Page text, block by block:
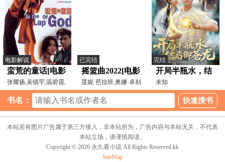
电影解说
蛮荒的童话[电影
解说]
张耀扬,吴镇宇,温碧霞,
梁思浩
已完结
摇篮曲2022[电影
解说]
莲妮·芭拉班,奥娜·卓别
林,拉蒙·罗德里格
完结
开局半瓶水，结
局御苍龙
未知
书名：
本站若有图片广告属于第三方接入，非本站所为，广告内容与本站无关，不代表
本站立场，请谨慎阅读。
Copyright © 2020 永久看小说 All Rights Reserved.kk
SiteMap